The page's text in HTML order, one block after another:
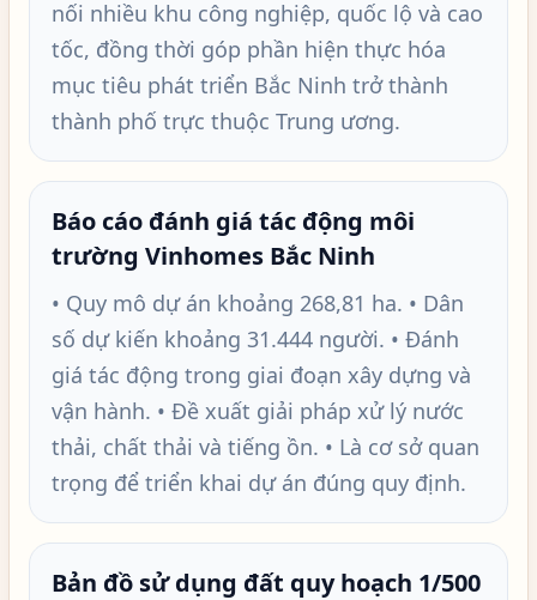
nối nhiều khu công nghiệp, quốc lộ và cao
tốc, đồng thời góp phần hiện thực hóa
mục tiêu phát triển Bắc Ninh trở thành
thành phố trực thuộc Trung ương.
Báo cáo đánh giá tác động môi
trường Vinhomes Bắc Ninh
• Quy mô dự án khoảng 268,81 ha. • Dân
số dự kiến khoảng 31.444 người. • Đánh
giá tác động trong giai đoạn xây dựng và
vận hành. • Đề xuất giải pháp xử lý nước
thải, chất thải và tiếng ồn. • Là cơ sở quan
trọng để triển khai dự án đúng quy định.
Bản đồ sử dụng đất quy hoạch 1/500